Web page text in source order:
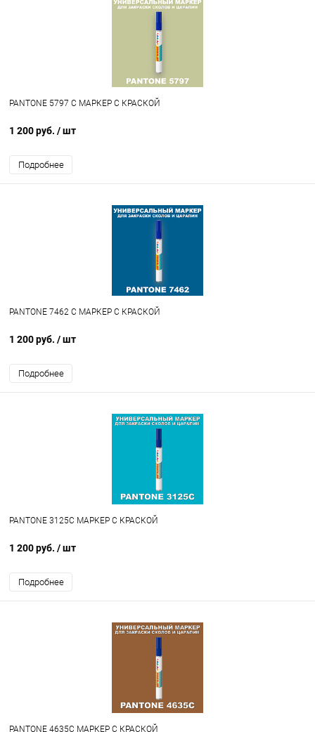
PANTONE 5797 C МАРКЕР С КРАСКОЙ
1 200 руб. / шт
Подробнее
PANTONE 7462 C МАРКЕР С КРАСКОЙ
1 200 руб. / шт
Подробнее
PANTONE 3125C МАРКЕР С КРАСКОЙ
1 200 руб. / шт
Подробнее
PANTONE 4635C МАРКЕР С КРАСКОЙ